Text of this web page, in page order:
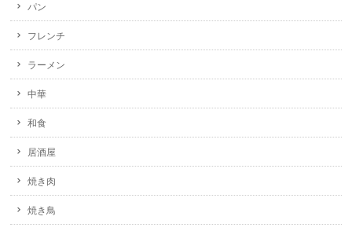
パン
フレンチ
ラーメン
中華
和食
居酒屋
焼き肉
焼き鳥